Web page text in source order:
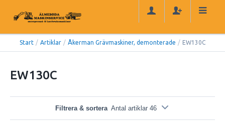
Start / Artiklar / Åkerman Grävmaskiner, demonterade / EW130C
EW130C
Filtrera & sortera Antal artiklar 46